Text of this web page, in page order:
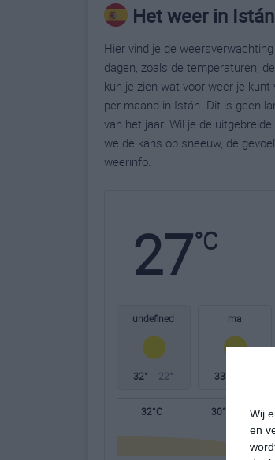
Wij
en
Het weer in Istán
Hier vind je de
dagen, zoals de temperaturen,
kun je zien wat voor weer je
per maand in Istán. Dit is geen
van het jaar. Wil je de
we de kans op sneeuw, de
weerinfo.
27°C
undefined
32° 22°
ma
33°
32°C 30°C